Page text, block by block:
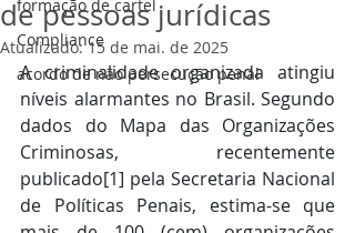
formação de cartel
Compliance
acordo de não persecução penal
de pessoas jurídicas
Atualizado:15 de mai. de 2025
A criminalidade organizada atingiu
níveis alarmantes no Brasil. Segundo
dados do Mapa das Organizações
Criminosas, recentemente
publicado[1] pela Secretaria Nacional
de Políticas Penais, estima-se que